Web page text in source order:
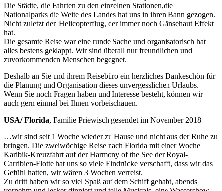
Die Städte, die Fahrten zu den einzelnen Stationen,die
Nationalparks die Weite des Landes hat uns in ihren Bann gezogen.
Nicht zuletzt den Helicopterflug, der immer noch Gänsehaut Effekt
hat.
Die gesamte Reise war eine runde Sache und organisatorisch hat
alles bestens geklappt. Wir sind überall nur freundlichen und
zuvorkommenden Menschen begegnet.
Deshalb an Sie und ihrem Reisebüro ein herzliches Dankeschön für
die Planung und Organisation dieses unvergesslichen Urlaubs.
Wenn Sie noch Fragen haben und Interesse besteht, können wir
auch gern einmal bei Ihnen vorbeischauen.
USA/ Florida, Familie Priewisch gesendet im November 2018
…wir sind seit 1 Woche wieder zu Hause und nicht aus der Ruhe zu
bringen. Die zweiwöchige Reise nach Florida mit einer Woche
Karibik-Kreuzfahrt auf der Harmony of the See der Royal-
Carribien-Flotte hat uns so viele Eindrücke verschafft, dass wir das
Gefühl hatten, wir wären 3 Wochen verreist.
Zu dritt haben wir so viel Spaß auf dem Schiff gehabt, abends